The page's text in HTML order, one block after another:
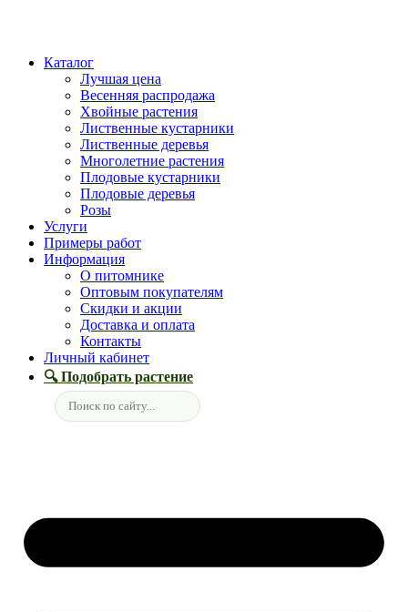
Каталог
Лучшая цена
Весенняя распродажа
Хвойные растения
Лиственные кустарники
Лиственные деревья
Многолетние растения
Плодовые кустарники
Плодовые деревья
Розы
Услуги
Примеры работ
Информация
О питомнике
Оптовым покупателям
Скидки и акции
Доставка и оплата
Контакты
Личный кабинет
🔍 Подобрать растение